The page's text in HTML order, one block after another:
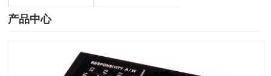
产品中心